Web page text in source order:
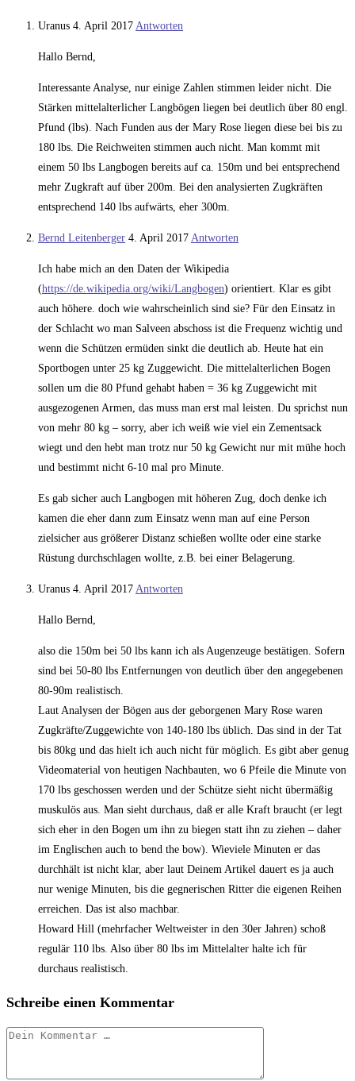
Uranus 4. April 2017 Antworten
Hallo Bernd,
Interessante Analyse, nur einige Zahlen stimmen leider nicht. Die
Stärken mittelalterlicher Langbögen liegen bei deutlich über 80 engl.
Pfund (lbs). Nach Funden aus der Mary Rose liegen diese bei bis zu
180 lbs. Die Reichweiten stimmen auch nicht. Man kommt mit
einem 50 lbs Langbogen bereits auf ca. 150m und bei entsprechend
mehr Zugkraft auf über 200m. Bei den analysierten Zugkräften
entsprechend 140 lbs aufwärts, eher 300m.
Bernd Leitenberger 4. April 2017 Antworten
Ich habe mich an den Daten der Wikipedia
(https://de.wikipedia.org/wiki/Langbogen) orientiert. Klar es gibt
auch höhere. doch wie wahrscheinlich sind sie? Für den Einsatz in
der Schlacht wo man Salveen abschoss ist die Frequenz wichtig und
wenn die Schützen ermüden sinkt die deutlich ab. Heute hat ein
Sportbogen unter 25 kg Zuggewicht. Die mittelalterlichen Bogen
sollen um die 80 Pfund gehabt haben = 36 kg Zuggewicht mit
ausgezogenen Armen, das muss man erst mal leisten. Du sprichst nun
von mehr 80 kg – sorry, aber ich weiß wie viel ein Zementsack
wiegt und den hebt man trotz nur 50 kg Gewicht nur mit mühe hoch
und bestimmt nicht 6-10 mal pro Minute.
Es gab sicher auch Langbogen mit höheren Zug, doch denke ich
kamen die eher dann zum Einsatz wenn man auf eine Person
zielsicher aus größerer Distanz schießen wollte oder eine starke
Rüstung durchschlagen wollte, z.B. bei einer Belagerung.
Uranus 4. April 2017 Antworten
Hallo Bernd,
also die 150m bei 50 lbs kann ich als Augenzeuge bestätigen. Sofern
sind bei 50-80 lbs Entfernungen von deutlich über den angegebenen
80-90m realistisch.
Laut Analysen der Bögen aus der geborgenen Mary Rose waren
Zugkräfte/Zuggewichte von 140-180 lbs üblich. Das sind in der Tat
bis 80kg und das hielt ich auch nicht für möglich. Es gibt aber genug
Videomaterial von heutigen Nachbauten, wo 6 Pfeile die Minute von
170 lbs geschossen werden und der Schütze sieht nicht übermäßig
muskulös aus. Man sieht durchaus, daß er alle Kraft braucht (er legt
sich eher in den Bogen um ihn zu biegen statt ihn zu ziehen – daher
im Englischen auch to bend the bow). Wieviele Minuten er das
durchhält ist nicht klar, aber laut Deinem Artikel dauert es ja auch
nur wenige Minuten, bis die gegnerischen Ritter die eigenen Reihen
erreichen. Das ist also machbar.
Howard Hill (mehrfacher Weltweister in den 30er Jahren) schoß
regulär 110 lbs. Also über 80 lbs im Mittelalter halte ich für
durchaus realistisch.
Schreibe einen Kommentar
Kommentar